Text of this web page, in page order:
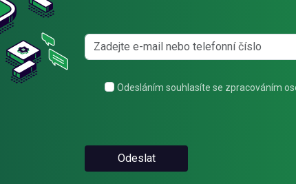
Odesláním souhlasíte se zpracováním
Odeslat